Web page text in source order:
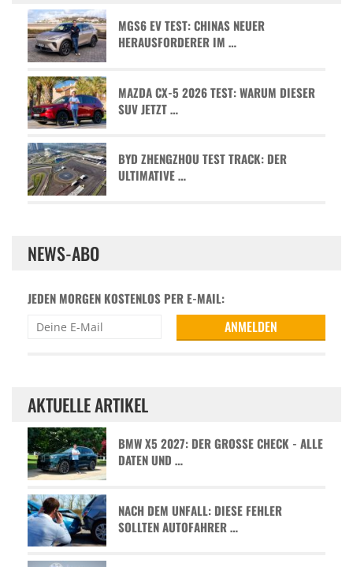
MGS6 EV TEST: CHINAS NEUER
HERAUSFORDERER IM …
MAZDA CX-5 2026 TEST: WARUM DIESER
SUV JETZT …
BYD ZHENGZHOU TEST TRACK: DER
ULTIMATIVE …
NEWS-ABO
JEDEN MORGEN KOSTENLOS PER E-MAIL:
AKTUELLE ARTIKEL
BMW X5 2027: DER GROSSE CHECK - ALLE D
ATEN UND …
NACH DEM UNFALL: DIESE FEHLER
SOLLTEN AUTOFAHRER …